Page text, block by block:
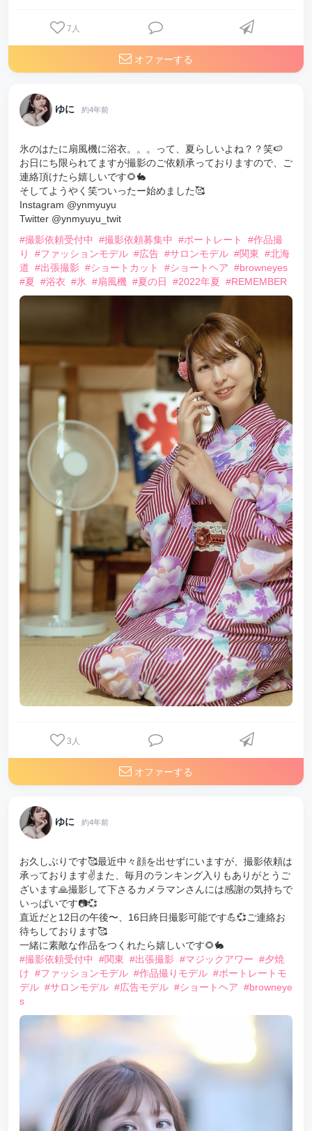
7 人
オファーする
ゆに 約4年前
氷のはたに扇風機に浴衣。。。って、夏らしいよね？？笑🍉
お日にち限られてますが撮影のご依頼承っておりますので、ご
連絡頂けたら嬉しいです🌻🐇
そしてようやく笑ついったー始めました🥰
Instagram @ynmyuyu
Twitter @ynmyuyu_twit
#撮影依頼受付中
#撮影依頼募集中 #ポートレート
#作品撮
り
#ファッションモデル #広告 #サロンモデル #関東 #北海
道 #出張撮影 #ショートカット #ショートヘア #browneyes
#夏 #浴衣 #氷 #扇風機 #夏の日 #2022年夏 #REMEMBER
3 人
オファーする
ゆに 約4年前
お久しぶりです🥰最近中々顔を出せずにいますが、撮影依頼は
承っております✌また、毎月のランキング入りもありがとうご
ざいます🙏撮影して下さるカメラマンさんには感謝の気持ちで
いっぱいです📷💞
直近だと12日の午後〜、16日終日撮影可能です💪💞ご連絡お
待ちしております🥰
一緒に素敵な作品をつくれたら嬉しいです🌻🐇
#撮影依頼受付中
#関東 #出張撮影 #マジックアワー #夕焼
け #ファッションモデル #作品撮りモデル #ポートレートモ
デル #サロンモデル #広告モデル #ショートヘア #browneye
s